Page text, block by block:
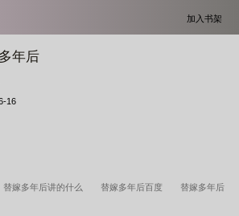
加入书架
年后
16
替嫁多年后讲的什么 替嫁多年后百度 替嫁多年后